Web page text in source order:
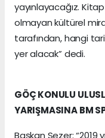
yayınlayacağız.
olmayan kültürel
tarafından, hangi
yer alacak” dedi.
GÖÇ KONULU
YARIŞMASINA BM
Başkan Sezer: “2019